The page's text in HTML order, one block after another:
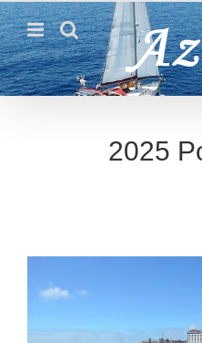
Passer
au
contenu
2025